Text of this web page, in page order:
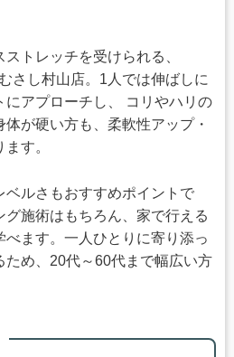
トレッチを受けられる、
さし村山店。1人では伸ばしに
にアプローチし、 コリやハリの
が硬い方も、柔軟性アップ・
す。
ベルさもおすすめポイントで
施術はもちろん、家で行える
ます。一人ひとりに寄り添っ
ため、20代～60代まで幅広い方